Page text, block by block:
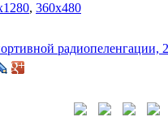
, 360x480
радиопеленгации,